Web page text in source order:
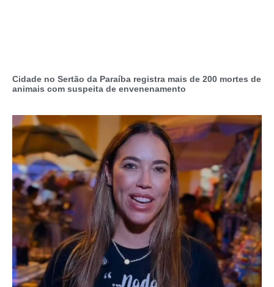
Cidade no Sertão da Paraíba registra mais de 200 mortes de
animais com suspeita de envenenamento